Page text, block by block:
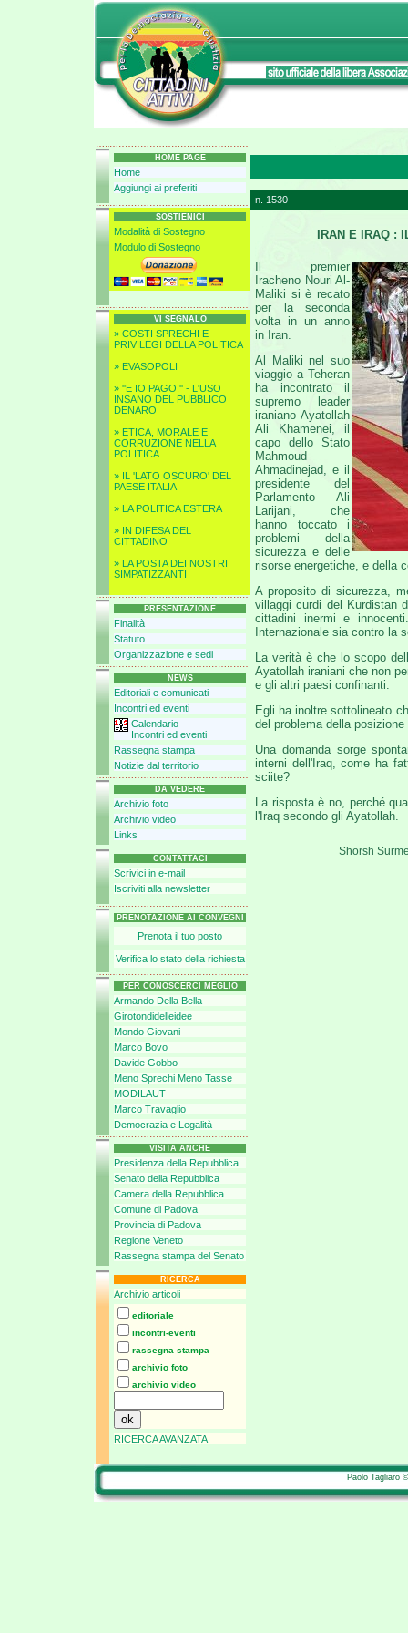
HOME PAGE
Home
Aggiungi ai preferiti
SOSTIENICI
Modalità di Sostegno
Modulo di Sostegno
VI SEGNALO
» COSTI SPRECHI E
PRIVILEGI DELLA POLITICA
» EVASOPOLI
» ''E IO PAGO!'' - L'USO
INSANO DEL PUBBLICO
DENARO
» ETICA, MORALE E
CORRUZIONE NELLA
POLITICA
» IL 'LATO OSCURO' DEL
PAESE ITALIA
» LA POLITICA ESTERA
» IN DIFESA DEL
CITTADINO
» LA POSTA DEI NOSTRI
SIMPATIZZANTI
PRESENTAZIONE
Finalità
Statuto
Organizzazione e sedi
NEWS
Editoriali e comunicati
Incontri ed eventi
Calendario
Incontri ed eventi
Rassegna stampa
Notizie dal territorio
DA VEDERE
Archivio foto
Archivio video
Links
CONTATTACI
Scrivici in e-mail
Iscriviti alla newsletter
PRENOTAZIONE AI CONVEGNI
Prenota il tuo posto
Verifica lo stato della richiesta
PER CONOSCERCI MEGLIO
Armando Della Bella
Girotondidelleidee
Mondo Giovani
Marco Bovo
Davide Gobbo
Meno Sprechi Meno Tasse
MODILAUT
Marco Travaglio
Democrazia e Legalità
VISITA ANCHE
Presidenza della Repubblica
Senato della Repubblica
Camera della Repubblica
Comune di Padova
Provincia di Padova
Regione Veneto
Rassegna stampa del Senato
RICERCA
Archivio articoli
editoriale
incontri-eventi
rassegna stampa
archivio foto
archivio video
RICERCA AVANZATA
n. 1530
IRAN E IRAQ :
Il premier
Iracheno Nouri Al-
Maliki si è recato
per la seconda
volta in un anno
in Iran.
Al Maliki nel suo
viaggio a Teheran
ha incontrato il
supremo leader
iraniano Ayatollah
Ali Khamenei, il
capo dello Stato
Mahmoud
Ahmadinejad, e il
presidente del
Parlamento Ali
Larijani, che
hanno toccato i
problemi della
sicurezza e delle
risorse energetiche, e della
A proposito di sicurezza,
villaggi curdi del Kurdistan
cittadini inermi e
Internazionale sia contro la
La verità è che lo scopo
Ayatollah iraniani che non
e gli altri paesi confinanti.
Egli ha inoltre sottolineato
del problema della
Una domanda sorge
interni dell'Iraq, come ha
sciite?
La risposta è no, perché
l'Iraq secondo gli Ayatollah.
Shorsh
Paolo Tagliaro ©